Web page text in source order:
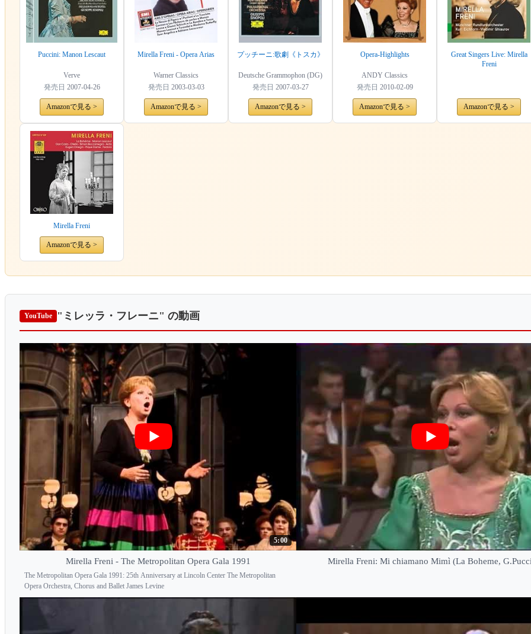
Puccini: Manon Lescaut
Verve
発売日 2007-04-26
Amazonで見る >
Mirella Freni - Opera Arias
Warner Classics
発売日 2003-03-03
Amazonで見る >
プッチーニ:歌劇《トスカ》
Deutsche Grammophon (DG)
発売日 2007-03-27
Amazonで見る >
Opera-Highlights
ANDY Classics
発売日 2010-02-09
Amazonで見る >
Great Singers Live: Mirella
Freni
Amazonで見る >
Mirella Freni
Amazonで見る >
YouTube "ミレッラ・フレーニ" の動画
5:00
Mirella Freni - The Metropolitan Opera Gala 1991
The Metropolitan Opera Gala 1991: 25th Anniversary at Lincoln Center The Metropolitan
Opera Orchestra, Chorus and Ballet James Levine
Mirella Freni: Mi chiamano Mimì (La Boheme,